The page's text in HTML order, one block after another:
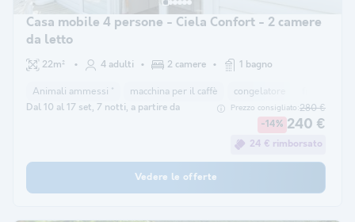
Casa mobile 4 persone - Ciela Confort - 2 camere
da letto
22m² 4 adulti 2 camere 1 bagno
Animali ammessi * macchina per il caffè congelatore
Dal 10 al 17 set, 7 notti, a partire da Prezzo consigliato:280 €
-14% 240 €
24 € rimborsato
Vedere le offerte